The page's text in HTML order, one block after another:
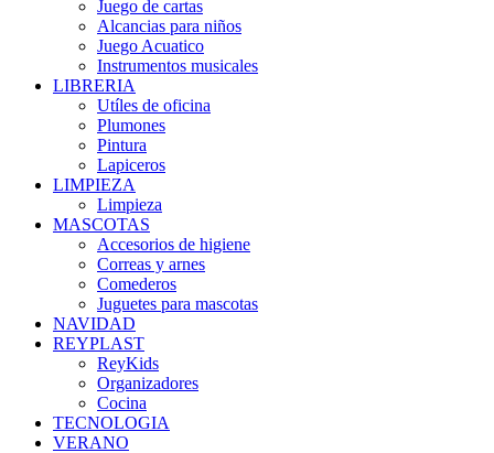
Juego de cartas
Alcancias para niños
Juego Acuatico
Instrumentos musicales
LIBRERIA
Utíles de oficina
Plumones
Pintura
Lapiceros
LIMPIEZA
Limpieza
MASCOTAS
Accesorios de higiene
Correas y arnes
Comederos
Juguetes para mascotas
NAVIDAD
REYPLAST
ReyKids
Organizadores
Cocina
TECNOLOGIA
VERANO